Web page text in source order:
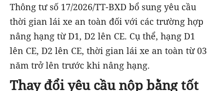
Thông tư số 17/2026/TT-BXD bổ sung yêu cầu
thời gian lái xe an toàn đối với các trường hợp
nâng hạng từ D1, D2 lên CE. Cụ thể, hạng D1
lên CE, D2 lên CE, thời gian lái xe an toàn từ 03
năm trở lên trước khi nâng hạng.
Thay đổi yêu cầu nộp bằng tốt